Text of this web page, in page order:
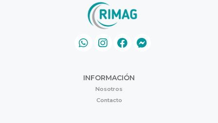
INFORMACIÓN
Nosotros
Contacto